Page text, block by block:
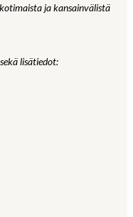
ja kansainvälistä
lisätiedot: